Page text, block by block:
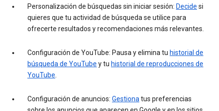
Personalización de búsquedas sin iniciar sesión: Decide si
quieres que tu actividad de búsqueda se utilice para
ofrecerte resultados y recomendaciones más relevantes.
Configuración de YouTube: Pausa y elimina tu historial de
búsqueda de YouTube y tu historial de reproducciones de
YouTube
Configuración de anuncios: Gestiona tus preferencias